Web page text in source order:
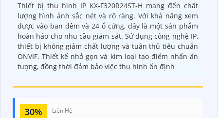
Thiết bị thu hình IP KX-F320R24ST-H mang đến chất
lượng hình ảnh sắc nét và rõ ràng. Với khả năng xem
được vào ban đêm và 24 ổ cứng, đây là một sản phẩm
hoàn hảo cho nhu cầu giám sát. Sử dụng công nghệ IP,
thiết bị không giảm chất lượng và tuân thủ tiêu chuẩn
ONVIF. Thiết kế nhỏ gọn và kim loại tạo điểm nhấn ấn
tượng, đồng thời đảm bảo việc thu hình ổn định
30% Liên Hệ